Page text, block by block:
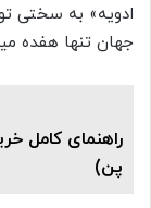
ادویه» به سختی
جهان تنها هفده
راهنمای کامل
پن)